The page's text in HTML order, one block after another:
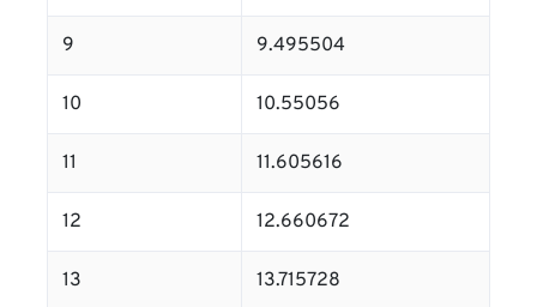
9 9.495504
10 10.55056
11 11.605616
12 12.660672
13 13.715728